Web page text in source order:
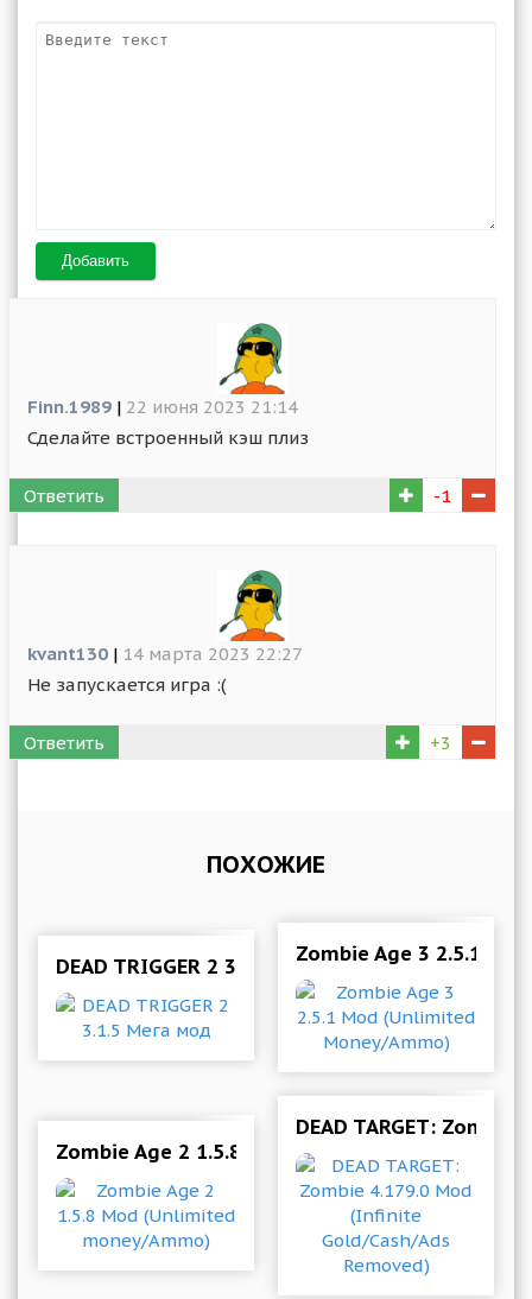
Добавить
Finn.1989 | 22 июня 2023 21:14
Сделайте встроенный кэш плиз
Ответить -1
kvant130 | 14 марта 2023 22:27
Не запускается игра :(
Ответить +3
ПОХОЖИЕ
DEAD TRIGGER 2 3.1.5 Мега модZombie Age 3 2.5.1
Zombie Age 2 1.5.8 Mod (Unlimited money/
DEAD TARGET: